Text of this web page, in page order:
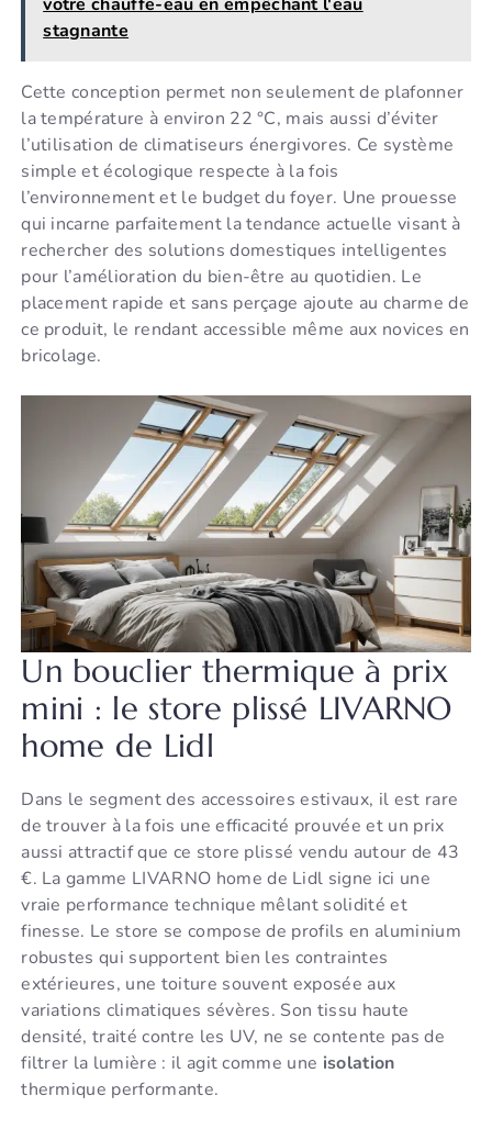
stagnante
Cette conception permet non seulement de plafonner
la température à environ 22 °C, mais aussi d’éviter
l’utilisation de climatiseurs énergivores. Ce système
simple et écologique respecte à la fois
l’environnement et le budget du foyer. Une prouesse
qui incarne parfaitement la tendance actuelle visant à
rechercher des solutions domestiques intelligentes
pour l’amélioration du bien-être au quotidien. Le
placement rapide et sans perçage ajoute au charme de
ce produit, le rendant accessible même aux novices en
bricolage.
Un bouclier thermique à prix
mini : le store plissé LIVARNO
home de Lidl
Dans le segment des accessoires estivaux, il est rare
de trouver à la fois une efficacité prouvée et un prix
aussi attractif que ce store plissé vendu autour de 43
€. La gamme LIVARNO home de Lidl signe ici une
vraie performance technique mêlant solidité et
finesse. Le store se compose de profils en aluminium
robustes qui supportent bien les contraintes
extérieures, une toiture souvent exposée aux
variations climatiques sévères. Son tissu haute
densité, traité contre les UV, ne se contente pas de
filtrer la lumière : il agit comme une isolation
thermique performante.